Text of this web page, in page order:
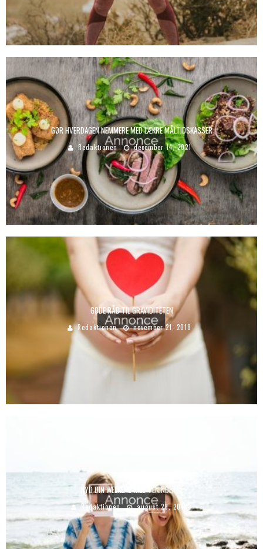
GØR HVERDAGEN NEMMERE MED LÆKRE MÅLTIDSKASSER
Redaktionen december 14, 2021
GODE RÅD TIL GRAVIDITETEN
Redaktionen november 21, 2018
NYD DIN WEEKEND MED VENINDERNE
Redaktionen august 28, 2018